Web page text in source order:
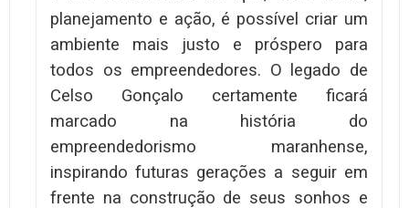
planejamento e ação, é possível criar um
ambiente mais justo e próspero para
todos os empreendedores. O legado de
Celso Gonçalo certamente ficará
marcado na história do
empreendedorismo maranhense,
inspirando futuras gerações a seguir em
frente na construção de seus sonhos e